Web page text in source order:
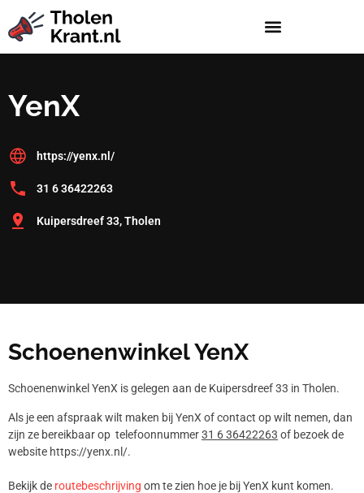
YenX
https://yenx.nl/
31 6 36422263
Kuipersdreef 33, Tholen
Schoenenwinkel YenX
Schoenenwinkel YenX is gelegen aan de Kuipersdreef 33 in Tholen.
Als je een afspraak wilt maken bij YenX of contact op wilt nemen, dan
zijn ze bereikbaar op telefoonnummer31 6 36422263 of bezoek de
website https://yenx.nl/.
Bekijk de routebeschrijving om te zien hoe je bij YenX kunt komen.